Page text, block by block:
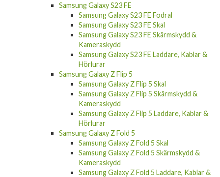
Samsung Galaxy S23 FE
Samsung Galaxy S23 FE Fodral
Samsung Galaxy S23 FE Skal
Samsung Galaxy S23 FE Skärmskydd &
Kameraskydd
Samsung Galaxy S23 FE Laddare, Kablar &
Hörlurar
Samsung Galaxy Z Flip 5
Samsung Galaxy Z Flip 5 Skal
Samsung Galaxy Z Flip 5 Skärmskydd &
Kameraskydd
Samsung Galaxy Z Flip 5 Laddare, Kablar &
Hörlurar
Samsung Galaxy Z Fold 5
Samsung Galaxy Z Fold 5 Skal
Samsung Galaxy Z Fold 5 Skärmskydd &
Kameraskydd
Samsung Galaxy Z Fold 5 Laddare, Kablar &